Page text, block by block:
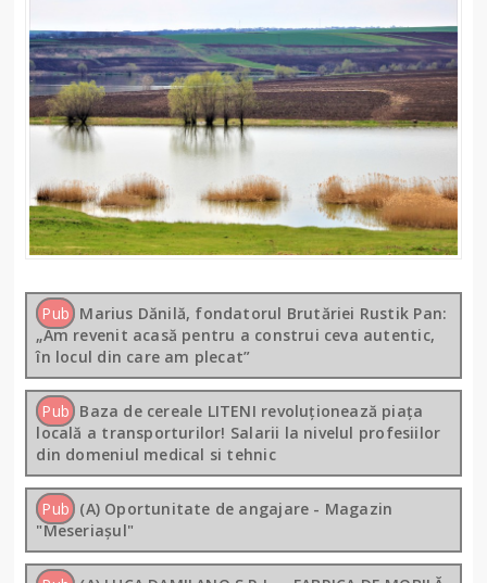
Pub Marius Dănilă, fondatorul Brutăriei Rustik Pan:
„Am revenit acasă pentru a construi ceva autentic,
în locul din care am plecat”
Pub Baza de cereale LITENI revoluționează piața
locală a transporturilor! Salarii la nivelul profesiilor
din domeniul medical si tehnic
Pub (A) Oportunitate de angajare - Magazin
"Meseriașul"